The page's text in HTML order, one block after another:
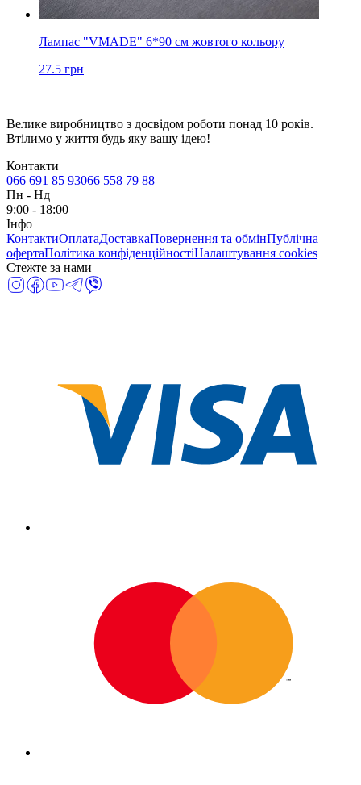
Лампас "VMADE" 6*90 см жовтого кольору
27.5 грн
Велике виробництво з досвідом роботи понад 10 років.
Втілимо у життя будь яку вашу ідею!
Контакти
066 691 85 93066 558 79 88
Пн - Нд
9:00 - 18:00
Інфо
КонтактиОплатаДоставкаПовернення та обмінПублічна
офертаПолітика конфіденційностіНалаштування cookies
Стежте за нами